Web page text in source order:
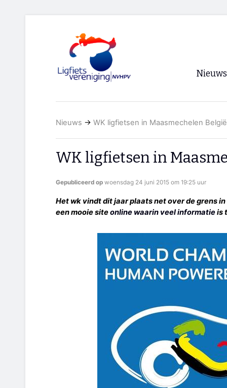
Nieuws
Nieuws → WK ligfietsen in Maasmechelen België
WK ligfietsen in
Gepubliceerd op woensdag 24 juni 2015 om 19:25 uur
Het wk vindt dit jaar plaats net over de grens
een mooie siteonline waarin veel informatieis